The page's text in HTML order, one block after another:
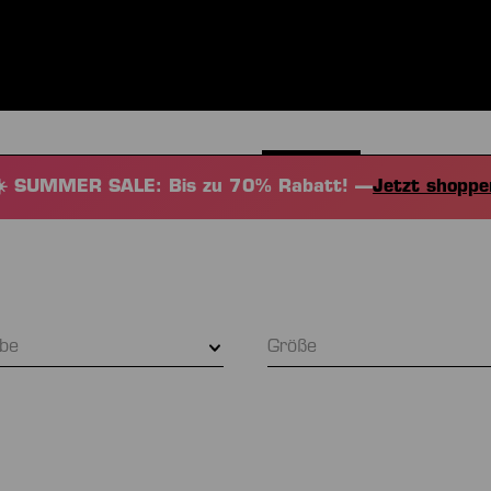
SUMMER SALE: Bis zu 70% Rabatt! —Jetzt
Größe